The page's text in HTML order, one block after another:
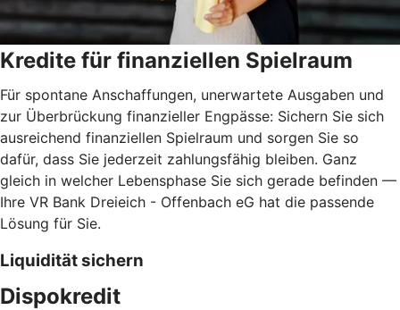
Kredite für finanziellen Spielraum
Für spontane Anschaffungen, unerwartete Ausgaben und
zur Überbrückung finanzieller Engpässe: Sichern Sie sich
ausreichend finanziellen Spielraum und sorgen Sie so
dafür, dass Sie jederzeit zahlungsfähig bleiben. Ganz
gleich in welcher Lebensphase Sie sich gerade befinden —
Ihre VR Bank Dreieich - Offenbach eG hat die passende
Lösung für Sie.
Liquidität sichern
Dispokredit